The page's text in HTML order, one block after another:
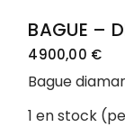
BAGUE –
4900,00 €
Bague
1 en stock